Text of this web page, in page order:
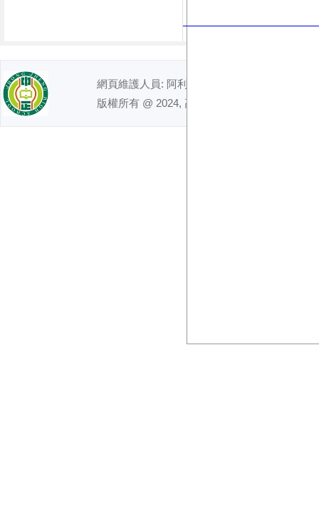
網頁維護人員: 阿利｜ 電話 : (07)7491992
版權所有 @ 2024, 高雄市立中正高級中學. All